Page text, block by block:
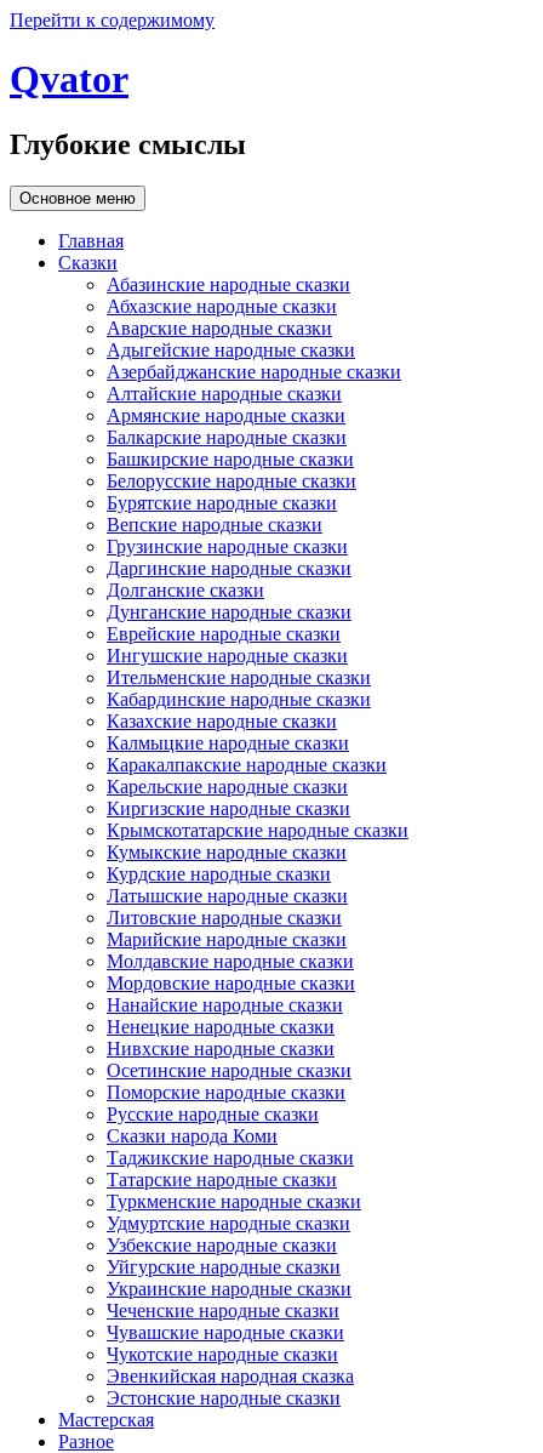
Перейти к содержимому
Qvator
Глубокие смыслы
Основное меню
Главная
Сказки
Абазинские народные сказки
Абхазские народные сказки
Аварские народные сказки
Адыгейские народные сказки
Азербайджанские народные сказки
Алтайские народные сказки
Армянские народные сказки
Балкарские народные сказки
Башкирские народные сказки
Белорусские народные сказки
Бурятские народные сказки
Вепские народные сказки
Грузинские народные сказки
Даргинские народные сказки
Долганские сказки
Дунганские народные сказки
Еврейские народные сказки
Ингушские народные сказки
Ительменские народные сказки
Кабардинские народные сказки
Казахские народные сказки
Калмыцкие народные сказки
Каракалпакские народные сказки
Карельские народные сказки
Киргизские народные сказки
Крымскотатарские народные сказки
Кумыкские народные сказки
Курдские народные сказки
Латышские народные сказки
Литовские народные сказки
Марийские народные сказки
Молдавские народные сказки
Мордовские народные сказки
Нанайские народные сказки
Ненецкие народные сказки
Нивхские народные сказки
Осетинские народные сказки
Поморские народные сказки
Русские народные сказки
Сказки народа Коми
Таджикские народные сказки
Татарские народные сказки
Туркменские народные сказки
Удмуртские народные сказки
Узбекские народные сказки
Уйгурские народные сказки
Украинские народные сказки
Чеченские народные сказки
Чувашские народные сказки
Чукотские народные сказки
Эвенкийская народная сказка
Эстонские народные сказки
Мастерская
Разное